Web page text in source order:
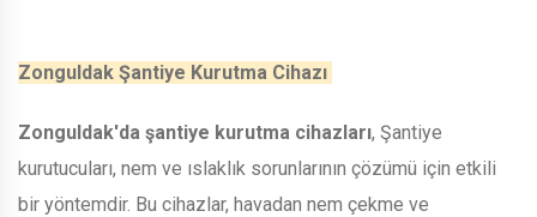
Zonguldak Şantiye Kurutma Cihazı
Zonguldak'da şantiye kurutma cihazları, Şantiye
kurutucuları, nem ve ıslaklık sorunlarının çözümü için etkili
bir yöntemdir. Bu cihazlar, havadan nem çekme ve